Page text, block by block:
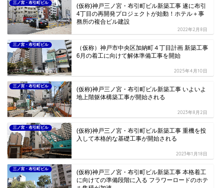
三ノ宮・布引町ビル
(仮称)神戸三ノ宮・布引町ビル新築工事 遂に布引
4丁目の再開発プロジェクトが始動！ホテル＋事
務所の複合ビル建設
2022年2月8日
三ノ宮・布引町ビル
（仮称）神戸市中央区加納町４丁目計画 新築工事
6月の着工に向けて解体準備工事を開始
2025年4月10日
三ノ宮・布引町ビル
(仮称)神戸三ノ宮・布引町ビル新築工事 いよいよ
地上階躯体構築工事が開始される
2023年8月2日
三ノ宮・布引町ビル
(仮称)神戸三ノ宮・布引町ビル新築工事 重機を投
入して本格的な基礎工事が開始される
2023年1月18日
三ノ宮・布引町ビル
(仮称)神戸三ノ宮・布引町ビル新築工事 本格着工
に向けての準備段階に入る フラワーロードのホテ